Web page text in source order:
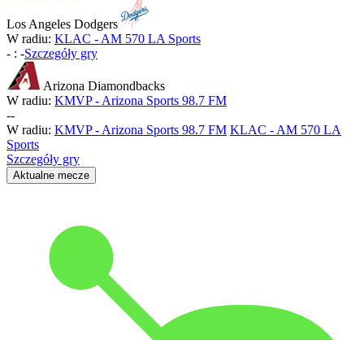
Los Angeles Dodgers
W radiu: KLAC - AM 570 LA Sports
- : -Szczegóły gry
Arizona Diamondbacks
W radiu: KMVP - Arizona Sports 98.7 FM
--
W radiu: KMVP - Arizona Sports 98.7 FM KLAC - AM 570 LA
Sports
Szczegóły gry
Aktualne mecze